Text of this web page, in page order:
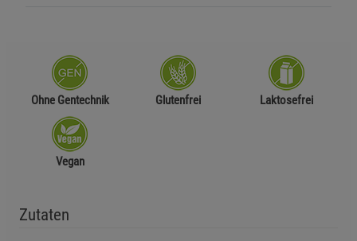
Ohne Gentechnik Glutenfrei Laktosefrei
Vegan
Zutaten